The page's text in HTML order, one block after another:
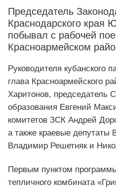
Председатель
Краснодарского края
побывал с рабочей
Красноармейском
Руководителя кубанского
глава Красноармейского
Харитонов, председатель
образования Евгений
комитетов ЗСК Андрей
а также краевые
Владимир Решетняк и
Первым пунктом
тепличного комбината